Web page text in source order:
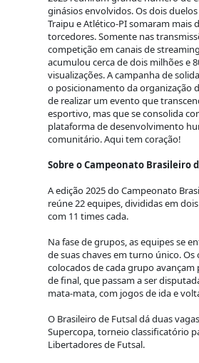
ginásios envolvidos. Os dois
Traipu e Atlético-PI somaram mais
torcedores. Somente nas
competição em canais de
acumulou cerca de dois milhões e
visualizações. A campanha de
o posicionamento da organização
de realizar um evento que
esportivo, mas que se consolida
plataforma de desenvolvimento
comunitário. Aqui tem coração!
Sobre o Campeonato Brasileiro
A edição 2025 do Campeonato
reúne 22 equipes, divididas em
com 11 times cada.
Na fase de grupos, as equipes se
de suas chaves em turno único.
colocados de cada grupo avançam
de final, que passam a ser
mata-mata, com jogos de ida e
O Brasileiro de Futsal dá duas
Supercopa, torneio classificatório
Libertadores de Futsal.